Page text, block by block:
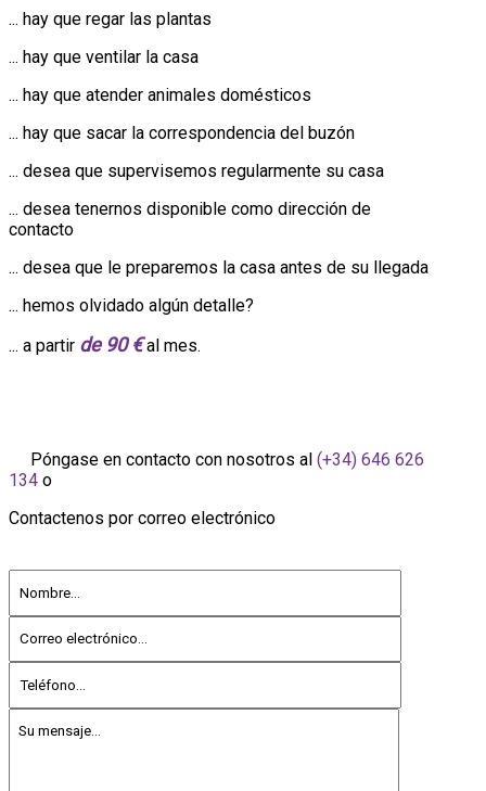
... hay que regar las plantas
... hay que ventilar la casa
... hay que atender animales domésticos
... hay que sacar la correspondencia del buzón
... desea que supervisemos regularmente su casa
... desea tenernos disponible como dirección de
contacto
... desea que le preparemos la casa antes de su llegada
... hemos olvidado algún detalle?
... a partir de 90 €al mes.
Póngase en contacto con nosotros al (+34) 646 626
134 o
Contactenos por correo electrónico